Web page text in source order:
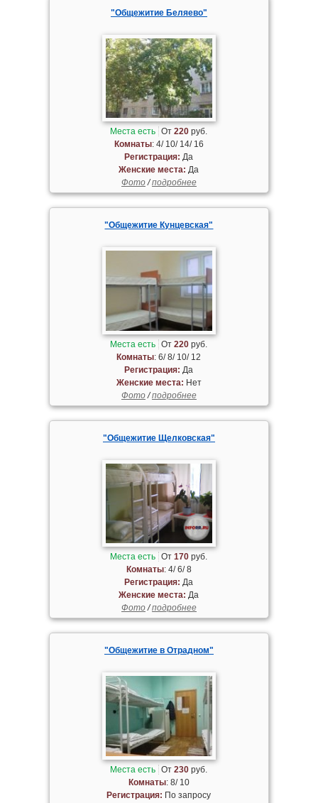
"Общежитие Беляево"
Места есть От220 руб.
Комнаты: 4/ 10/ 14/ 16
Регистрация: Да
Женские места: Да
Фото/подробнее
"Общежитие Кунцевская"
Места есть От220 руб.
Комнаты: 6/ 8/ 10/ 12
Регистрация: Да
Женские места: Нет
Фото/подробнее
"Общежитие Щелковская"
Места есть От170 руб.
Комнаты: 4/ 6/ 8
Регистрация: Да
Женские места: Да
Фото/подробнее
"Общежитие в Отрадном"
Места есть От230 руб.
Комнаты: 8/ 10
Регистрация: По запросу